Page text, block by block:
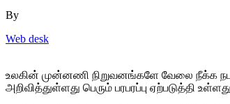
By
Web desk
உலகின் முன்னணி நிறுவனங்களே வேலை நீக்க
அறிவித்துள்ளது பெரும் பரபரப்பு ஏற்படுத்தி